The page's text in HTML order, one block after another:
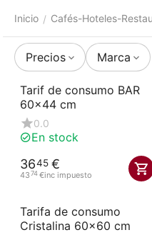
Inicio / Cafés-Hoteles-
Precios Marca
Tarif de consumo BAR
60x44 cm
0.0
En stock
3645 €
4374€inc impuesto
Tarifa de consumo
Cristalina 60x60 cm